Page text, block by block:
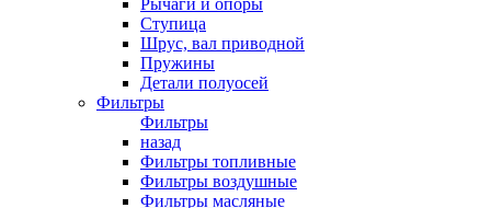
Рычаги и опоры
Ступица
Шрус, вал приводной
Пружины
Детали полуосей
Фильтры
Фильтры
назад
Фильтры топливные
Фильтры воздушные
Фильтры масляные